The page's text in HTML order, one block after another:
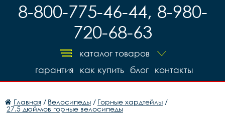
8-800-775-46-44, 8-980-
720-68-63
каталог товаров
контакты
блог
как купить
гарантия
Главная / Велосипеды / Горные хардтейлы /
27.5 дюймов горные велосипеды